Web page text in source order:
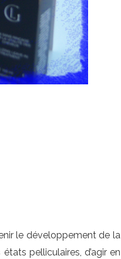
le développement de la
pelliculaires, d’agir en